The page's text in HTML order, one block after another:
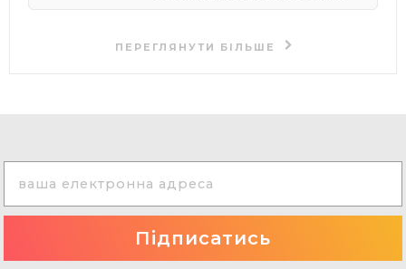
ПЕРЕГЛЯНУТИ БІЛЬШЕ